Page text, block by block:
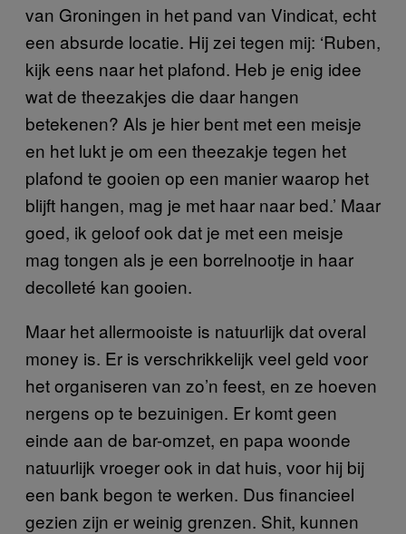
van Groningen in het pand van Vindicat, echt
een absurde locatie. Hij zei tegen mij: ‘Ruben,
kijk eens naar het plafond. Heb je enig idee
wat de theezakjes die daar hangen
betekenen? Als je hier bent met een meisje
en het lukt je om een theezakje tegen het
plafond te gooien op een manier waarop het
blijft hangen, mag je met haar naar bed.’ Maar
goed, ik geloof ook dat je met een meisje
mag tongen als je een borrelnootje in haar
decolleté kan gooien.
Maar het allermooiste is natuurlijk dat overal
money is. Er is verschrikkelijk veel geld voor
het organiseren van zo’n feest, en ze hoeven
nergens op te bezuinigen. Er komt geen
einde aan de bar-omzet, en papa woonde
natuurlijk vroeger ook in dat huis, voor hij bij
een bank begon te werken. Dus financieel
gezien zijn er weinig grenzen. Shit, kunnen